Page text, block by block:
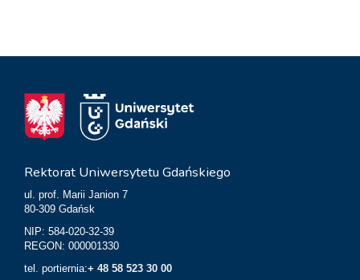
Rektorat Uniwersytetu Gdańskiego
ul. prof. Marii Janion 7
80-309 Gdańsk
NIP: 584-020-32-39
REGON: 000001330
tel. portiernia:+ 48 58 523 30 00